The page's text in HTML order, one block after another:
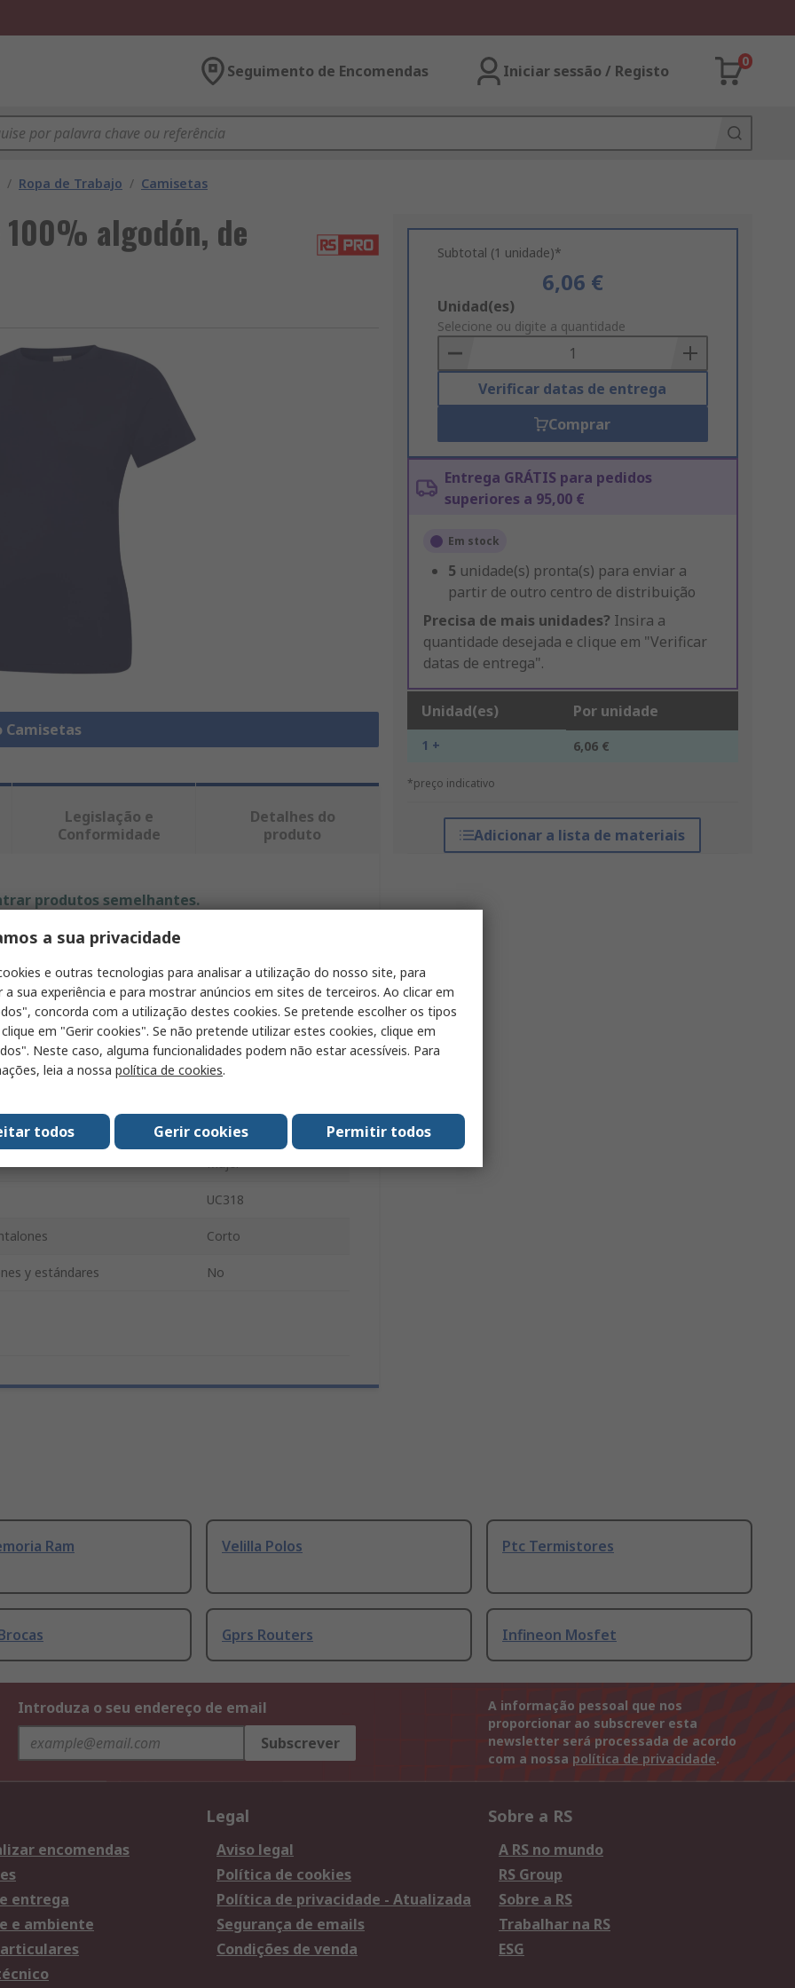
Seguimento de Encomendas Iniciar sessão / Registo
0
/ Ropa de Trabajo / Camisetas
100% algodón, de
Camisetas
Subtotal (1 unidade)*
6,06 €
Add
to
Basket
Unidad(es)
Selecione ou digite a quantidade
Verificar datas de entrega
Comprar
Entrega GRÁTIS para pedidos
superiores a 95,00 €
Em stock
5 unidade(s) pronta(s) para enviar a
partir de outro centro de distribuição
Precisa de mais unidades? Insira a
quantidade desejada e clique em "Verificar
datas de entrega".
Unidad(es) Por unidade
1 + 6,06 €
*preço indicativo
Adicionar a lista de materiais
Legislação e
Conformidade
Detalhes do
produto
produtos semelhantes.
RS PRO
L
Camiseta
100% algodón
Mujer
UC318
Corto
y estándares No
Ram Velilla Polos Ptc Termistores
Gprs Routers Infineon Mosfet
Introduza o seu endereço de email
Subscrever
A informação pessoal que nos
proporcionar ao subscrever esta
newsletter será processada de acordo
com a nossa política de privacidade.
encomendas
entrega
e ambiente
Legal
Aviso legal
Política de cookies
Política de privacidade - Atualizada
Segurança de emails
Condições de venda
Sobre a RS
A RS no mundo
RS Group
Sobre a RS
Trabalhar na RS
ESG
a sua privacidade
e outras tecnologias para analisar a utilização do nosso site, para
a sua experiência e para mostrar anúncios em sites de terceiros. Ao clicar em
concorda com a utilização destes cookies. Se pretende escolher os tipos
em "Gerir cookies". Se não pretende utilizar estes cookies, clique em
Neste caso, alguma funcionalidades podem não estar acessíveis. Para
leia a nossa política de cookies.
Permitir todos
Gerir cookies
todos